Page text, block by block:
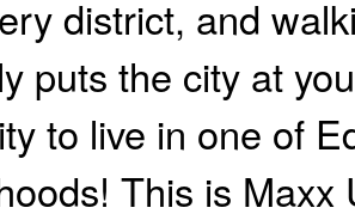
district, and
puts the city at
to live in one of
This is Maxx